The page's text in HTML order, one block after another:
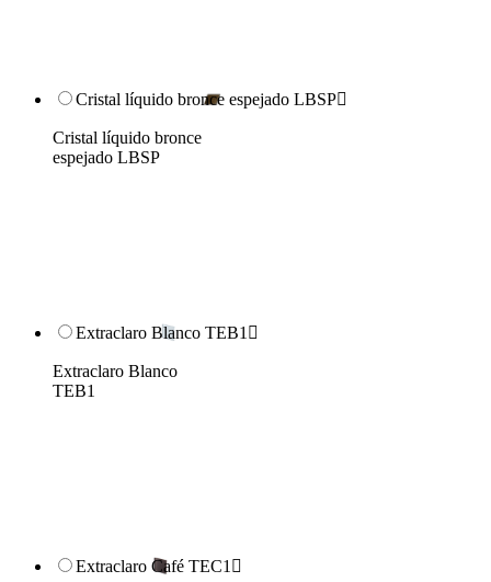
Cristal líquido bronce espejado LBSP
Cristal líquido bronce
espejado LBSP
Extraclaro Blanco TEB1 
Extraclaro Blanco
TEB1
Extraclaro Café TEC1 